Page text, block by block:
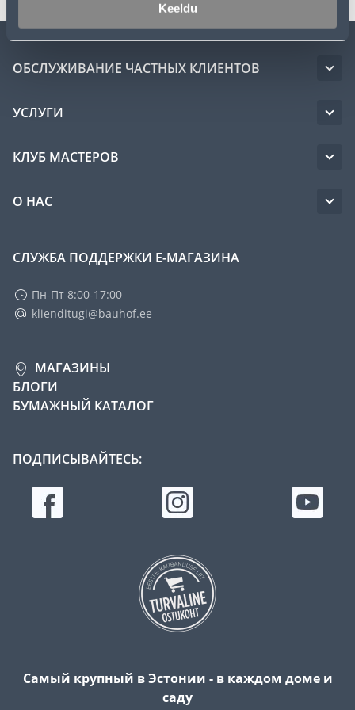
Keeldu
ОБСЛУЖИВАНИЕ ЧАСТНЫХ КЛИЕНТОВ
УСЛУГИ
КЛУБ МАСТЕРОВ
О НАС
СЛУЖБА ПОДДЕРЖКИ Е-МАГАЗИНА
Пн-Пт 8:00-17:00
klienditugi@bauhof.ee
МАГАЗИНЫ
БЛОГИ
БУМАЖНЫЙ КАТАЛОГ
ПОДПИСЫВАЙТЕСЬ:
Самый крупный в Эстонии - в каждом доме и
саду